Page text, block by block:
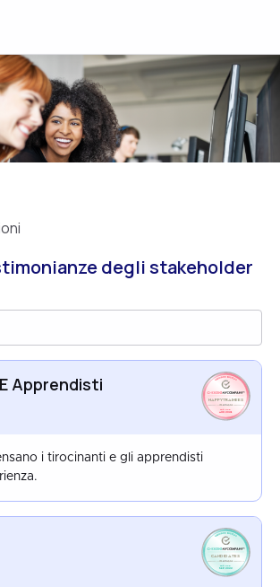
degli stakeholder
Apprendisti
HAPPYTRAINEES
FRANCE
AUG 2024
i tirocinanti e gli apprendisti
CANDIDATES
FRANCE
SEP 2022